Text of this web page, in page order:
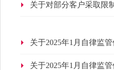
关于对部分客户采取限
关于2025年1月自律监
关于2025年1月自律监